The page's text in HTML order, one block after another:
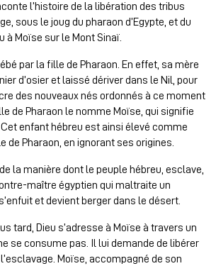
l’histoire de la libération des tribus
sous le joug du pharaon d’Egypte, et du
à Moïse sur le Mont Sinaï.
par la fille de Pharaon. En effet, sa mère
d’osier et laissé dériver dans le Nil, pour
des nouveaux nés ordonnés à ce moment
de Pharaon le nomme Moïse, qui signifie
Cet enfant hébreu est ainsi élevé comme
de Pharaon, en ignorant ses origines.
la manière dont le peuple hébreu, esclave,
maître égyptien qui maltraite un
et devient berger dans le désert.
tard, Dieu s’adresse à Moïse à travers un
se consume pas. Il lui demande de libérer
Moïse, accompagné de son